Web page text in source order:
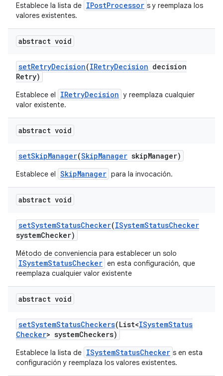
Establece la lista de IPostProcessor s y reemplaza los
valores existentes.
abstract void
setRetryDecision(IRetryDecision decision
Retry)
Establece el IRetryDecision y reemplaza cualquier
valor existente.
abstract void
setSkipManager(SkipManager skipManager)
Establece el SkipManager para la invocación.
abstract void
setSystemStatusChecker(ISystemStatusChecker
systemChecker)
Método de conveniencia para establecer un solo
ISystemStatusChecker en esta configuración, que
reemplaza cualquier valor existente
abstract void
setSystemStatusCheckers(List<ISystemStatus
Checker> systemCheckers)
Establece la lista de ISystemStatusChecker s en esta
configuración y reemplaza los valores existentes.